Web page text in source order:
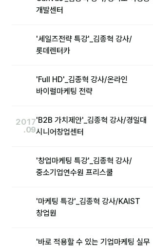
대면교육 후기
고객사 레퍼런스
AI입문
전체 도구
미팅·보고
제안·영업
개발센터
'세일즈전략 특강'_김종혁 강사/
롯데렌터카
'Full HD'_김종혁 강사/온라인
바이럴마케팅 전략
2017
.09
'B2B 가치제안'_김종혁 강사/경일대
시니어창업센터
'창업마케팅 특강'_김종혁 강사/
중소기업연수원 프리스쿨
'마케팅 특강'_김종혁 강사/KAIST
창업원
'바로 적용할 수 있는 기업마케팅 실무